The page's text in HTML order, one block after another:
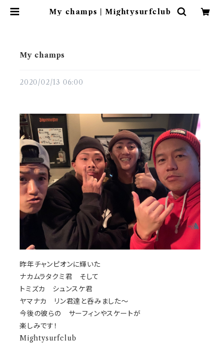
My champs | Mightysurfclub
My champs
2020/02/13 06:00
昨年チャンピオンに輝いた
ナカムラタクミ君 そして
トミズカ シュンスケ君
ヤマナカ リン君達と呑みました〜
今後の彼らの サーフィンやスケートが
楽しみです！
Mightysurfclub